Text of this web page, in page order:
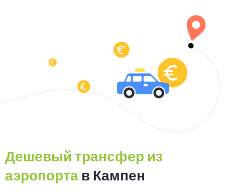
Дешевый трансфер из
аэропорта в Кампен